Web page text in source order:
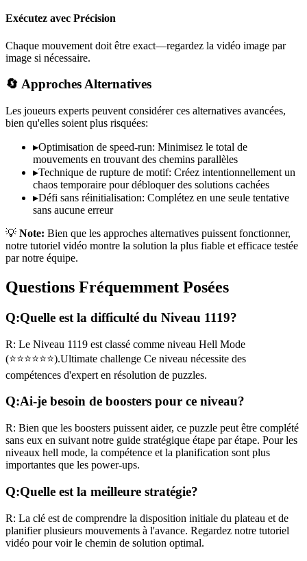
Exécutez avec Précision
Chaque mouvement doit être exact—regardez la vidéo image par
image si nécessaire.
🔄 Approches Alternatives
Les joueurs experts peuvent considérer ces alternatives avancées,
bien qu'elles soient plus risquées:
▸Optimisation de speed-run: Minimisez le total de
mouvements en trouvant des chemins parallèles
▸Technique de rupture de motif: Créez intentionnellement un
chaos temporaire pour débloquer des solutions cachées
▸Défi sans réinitialisation: Complétez en une seule tentative
sans aucune erreur
💡 Note: Bien que les approches alternatives puissent fonctionner,
notre tutoriel vidéo montre la solution la plus fiable et efficace testée
par notre équipe.
Questions Fréquemment Posées
Q:Quelle est la difficulté du Niveau 1119?
R: Le Niveau 1119 est classé comme niveau Hell Mode
(⭐⭐⭐⭐⭐⭐).Ultimate challenge Ce niveau nécessite des
compétences d'expert en résolution de puzzles.
Q:Ai-je besoin de boosters pour ce niveau?
R: Bien que les boosters puissent aider, ce puzzle peut être complété
sans eux en suivant notre guide stratégique étape par étape. Pour les
niveaux hell mode, la compétence et la planification sont plus
importantes que les power-ups.
Q:Quelle est la meilleure stratégie?
R: La clé est de comprendre la disposition initiale du plateau et de
planifier plusieurs mouvements à l'avance. Regardez notre tutoriel
vidéo pour voir le chemin de solution optimal.